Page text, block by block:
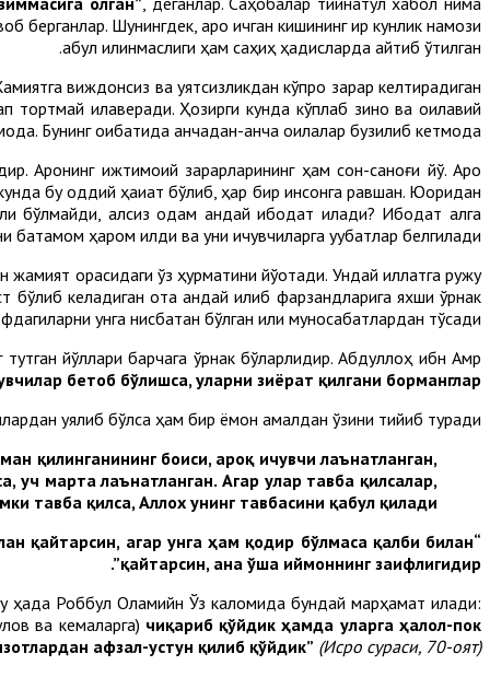
берганлар. Шунингдек, ароқ ичган кишининг қирқ кунлик намози
қабул қилинмаслиги ҳам саҳиҳ ҳадисларда айтиб ўтилган.
виждонсиз ва уятсизликдан кўпроқ зарар келтирадиган
тортмай қилаверади. Ҳозирги кунда кўплаб зино ва оилавий
Бунинг оқибатида қанчадан-қанча оилалар бузилиб кетмоқда.
ижтимоий зарарларининг ҳам сон-саноғи йўқ. Ароқ
бу оддий ҳақиқат бўлиб, ҳар бир инсонга равшан. Юқоридан
бўлмайди, ақлсиз одам қандай ибодат қилади? Ибодат ақлга
ҳаром қилди ва уни ичувчиларга уқубатлар белгилади.
жамият орасидаги ўз ҳурматини йўқотади. Ундай иллатга ружу
келадиган ота қандай қилиб фарзандларига яхши ўрнак
унга нисбатан бўлган илиқ муносабатлардан тўсади.
йўллари барчага ўрнак бўларлидир. Абдуллоҳ ибн Амр
бетоб бўлишса, уларни зиёрат қилгани борманглар”.
уялиб бўлса ҳам бир ёмон амалдан ўзини тийиб туради.
қилинганининг боиси, ароқ ичувчи лаънатланган,
уч марта лаънатланган. Агар улар тавба қилсалар,
тавба қилса, Аллох унинг тавбасини қабул қилади”.
қайтарсин, агар унга ҳам қодир бўлмаса қалби билан
қайтарсин, ана ўша иймоннинг заифлигидир”.
ҳақда Роббул Оламийн Ўз каломида бундай марҳамат қилади:
ва кемаларга) чиқариб қўйдик ҳамда уларга ҳалол-пок
афзал-устун қилиб қўйдик” (Исро сураси, 70-оят).